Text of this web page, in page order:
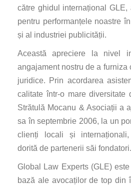
către ghidul internațional GLE,
pentru performanțele noastre
și al industriei publicității.
Această apreciere la nivel
angajament nostru de a furniza
juridice. Prin acordarea
calitate într-o mare diversitate
Strătulă Mocanu & Asociații a
sa în septembrie 2006, la un
clienți locali și
dorită de partenerii săi fondatori.
Global Law Experts (GLE)
bază ale avocaților de top din